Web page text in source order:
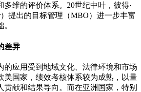
多维的评价体系。20世纪中叶，彼得·
）提出的目标管理（MBO）进一步丰富
差异
的应用受到地域文化、法律环境和市场
美国家，绩效考核体系较为成熟，以量
贡献和结果导向。而在亚洲国家，特别